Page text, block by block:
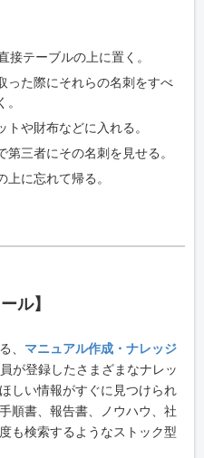
接テーブルの上に置く。
った際にそれらの名刺をすべ
や財布などに入れる。
三者にその名刺を見せる。
に忘れて帰る。
ル】
、 マニュアル作成・ナレッジ
が登録したさまざまなナレッ
しい情報がすぐに見つけられ
順書、報告書、ノウハウ、社
も検索するようなストック型